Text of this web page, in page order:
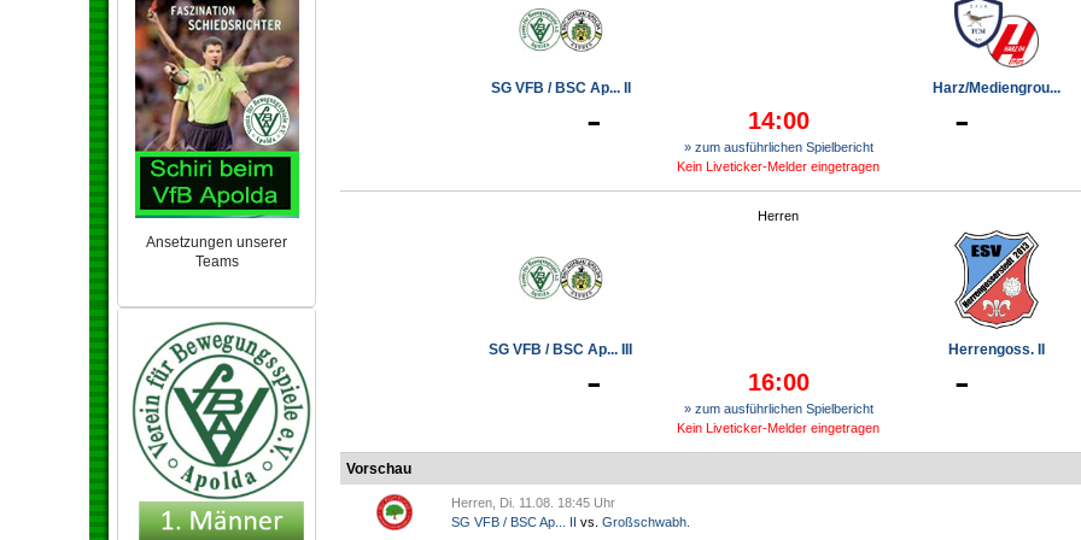
Ansetzungen unserer
Teams
SG VFB / BSC Ap... II Harz/Mediengrou...
- 14:00 -
» zum ausführlichen Spielbericht
Kein Liveticker-Melder eingetragen
Herren
SG VFB / BSC Ap... III Herrengoss. II
- 16:00 -
» zum ausführlichen Spielbericht
Kein Liveticker-Melder eingetragen
Vorschau
Herren, Di. 11.08. 18:45 Uhr
SG VFB / BSC Ap... II vs. Großschwabh.